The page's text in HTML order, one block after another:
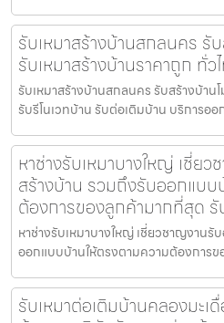
รับเหมาสร้างบ้านสกลนคร รั
รับเหมาสร้างบ้านราคาถูก ทั่ว
รับเหมาสร้างบ้านสกลนคร รับสร้างบ้าน
รับรีโนเวทบ้าน รับต่อเติมบ้าน บริการอ
หาช่างรับเหมาบางใหญ่ เชี่ย
สร้างบ้าน รวมถึงรับออกแบบ
ต้องการของลูกค้ามากที่สุด รั
หาช่างรับเหมาบางใหญ่ เชี่ยวชาญงาน
ออกแบบบ้านให้ตรงตามความต้องการ
รับเหมาต่อเติมบ้านคลองมะเ